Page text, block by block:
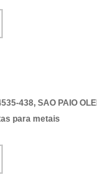
438, SAO PAIO
para metais